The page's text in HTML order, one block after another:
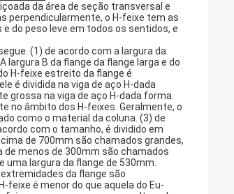
da área de seção transversal e
perpendicularmente, o H-feixe tem as
do peso leve em todos os sentidos, e
(1) de acordo com a largura da
largura B da flange da flange larga e do
H-feixe estreito da flange é
é dividida na viga de aço H-dada
grossa na viga de aço H-dada forma.
no âmbito dos H-feixes. Geralmente, o
como o material da coluna. (3) de
com o tamanho, é dividido em
de 700mm são chamados grandes,
menos de 300mm são chamados
uma largura da flange de 530mm.
da flange são
feixe é menor do que aquela do Eu-